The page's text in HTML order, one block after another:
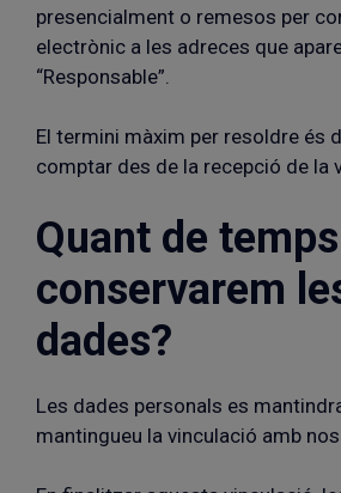
presencialment o remesos per
electrònic a les adreces que
“Responsable”.
El termini màxim per resoldre és
comptar des de la recepció de la
Quant de temps
conservarem
dades?
Les dades personals es
mantingueu la vinculació amb